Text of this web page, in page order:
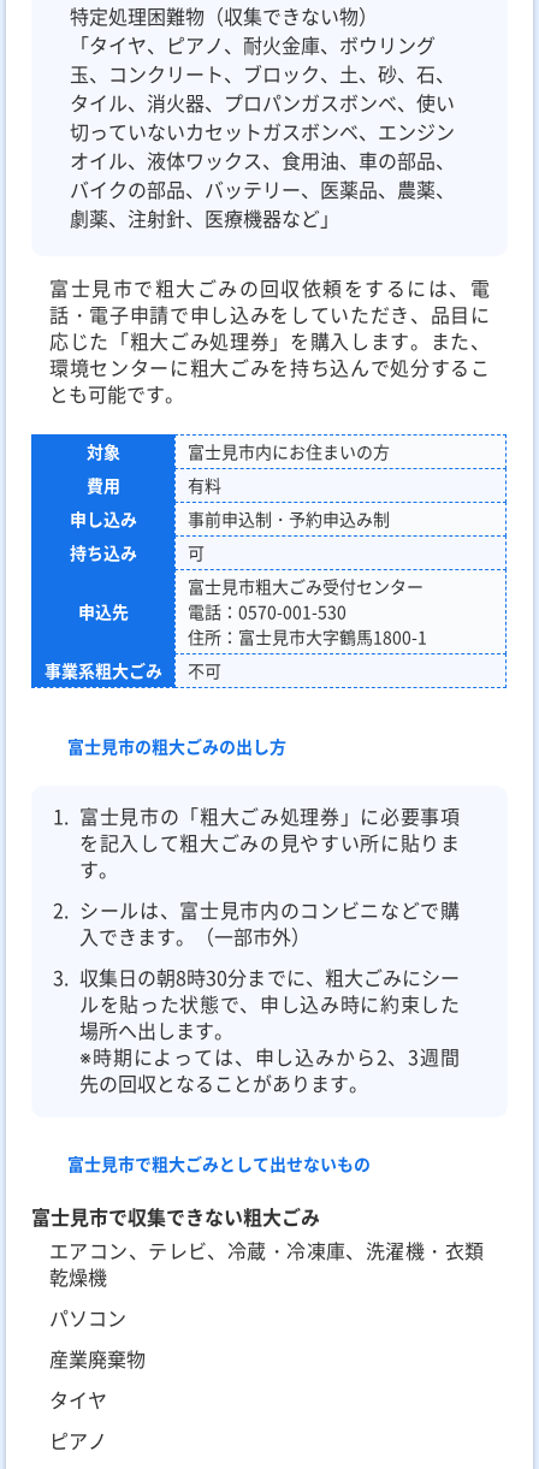
特定処理困難物（収集できない物）
「タイヤ、ピアノ、耐火金庫、ボウリング
玉、コンクリート、ブロック、土、砂、石、
タイル、消火器、プロパンガスボンベ、使い
切っていないカセットガスボンベ、エンジン
オイル、液体ワックス、食用油、車の部品、
バイクの部品、バッテリー、医薬品、農薬、
劇薬、注射針、医療機器など」
富士見市で粗大ごみの回収依頼をするには、電
話・電子申請で申し込みをしていただき、品目に
応じた「粗大ごみ処理券」を購入します。また、
環境センターに粗大ごみを持ち込んで処分するこ
とも可能です。
対象
富士見市内にお住まいの方
費用
有料
申し込み
事前申込制・予約申込み制
持ち込み
可
申込先
富士見市粗大ごみ受付センター
電話：0570-001-530
住所：富士見市大字鶴馬1800-1
事業系粗大ごみ
不可
富士見市の粗大ごみの出し方
富士見市の「粗大ごみ処理券」に必要事項
を記入して粗大ごみの見やすい所に貼りま
す。
シールは、富士見市内のコンビニなどで購
入できます。（一部市外）
収集日の朝8時30分までに、粗大ごみにシー
ルを貼った状態で、申し込み時に約束した
場所へ出します。
※時期によっては、申し込みから2、3週間
先の回収となることがあります。
富士見市で粗大ごみとして出せないもの
富士見市で収集できない粗大ごみ
エアコン、テレビ、冷蔵・冷凍庫、洗濯機・衣類
乾燥機
パソコン
産業廃棄物
タイヤ
ピアノ